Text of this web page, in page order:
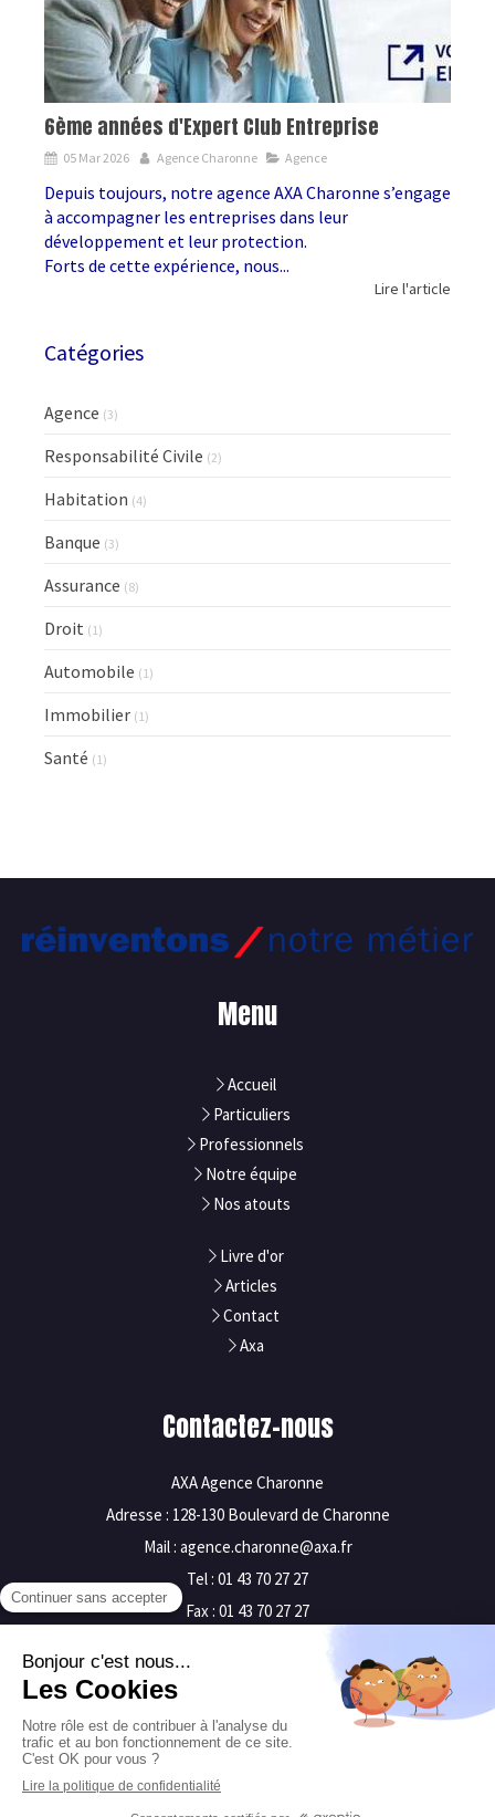
6ème années d'Expert Club Entreprise
05 Mar 2026 Agence Charonne Agence
Depuis toujours, notre agence AXA Charonne s’engage
à accompagner les entreprises dans leur
développement et leur protection.
Forts de cette expérience, nous...
Lire l'article
Catégories
Agence (3)
Responsabilité Civile (2)
Habitation (4)
Banque (3)
Assurance (8)
Droit (1)
Automobile (1)
Immobilier (1)
Santé (1)
Menu
Accueil
Particuliers
Professionnels
Notre équipe
Nos atouts
Livre d'or
Articles
Contact
Axa
Contactez-nous
AXA Agence Charonne
Adresse : 128-130 Boulevard de Charonne
Mail : agence.charonne@axa.fr
Tel : 01 43 70 27 27
Fax : 01 43 70 27 27
Mentions légales
Plan du site